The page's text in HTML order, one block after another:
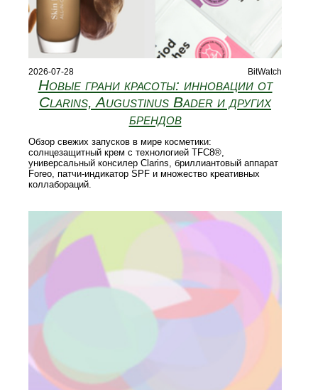
2026-07-28 BitWatch
Новые грани красоты: инновации от
Clarins, Augustinus Bader и других
брендов
Обзор свежих запусков в мире косметики:
солнцезащитный крем с технологией TFC8®,
универсальный консилер Clarins, бриллиантовый аппарат
Foreo, патчи‑индикатор SPF и множество креативных
коллабораций.